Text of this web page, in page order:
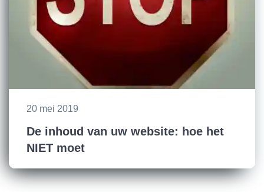
20 mei 2019
De inhoud van uw website: hoe het
NIET moet